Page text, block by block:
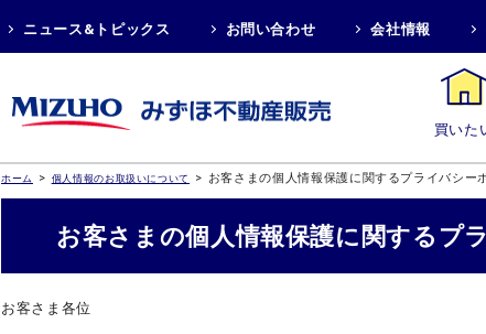
ニュース&トピックス お問い合わせ 会社情報
買いた
ホーム > 個人情報のお取扱いについて > お客さまの個人情報保護に関するプライバシー
お客さまの個人情報保護に関するプ
お客さま各位